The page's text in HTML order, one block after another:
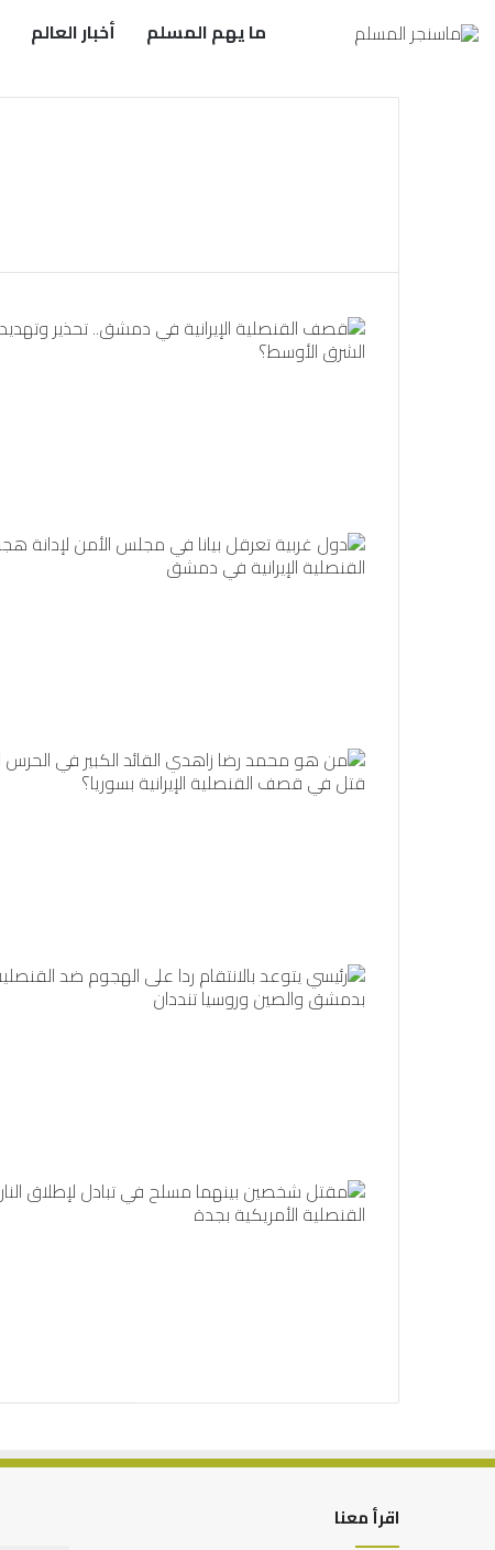
ما يهم المسلم أخبار العالم
اقرأ معنا